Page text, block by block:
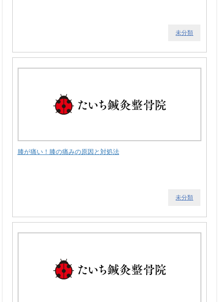
未分類
膝が痛い！膝の痛みの原因と対処法
未分類